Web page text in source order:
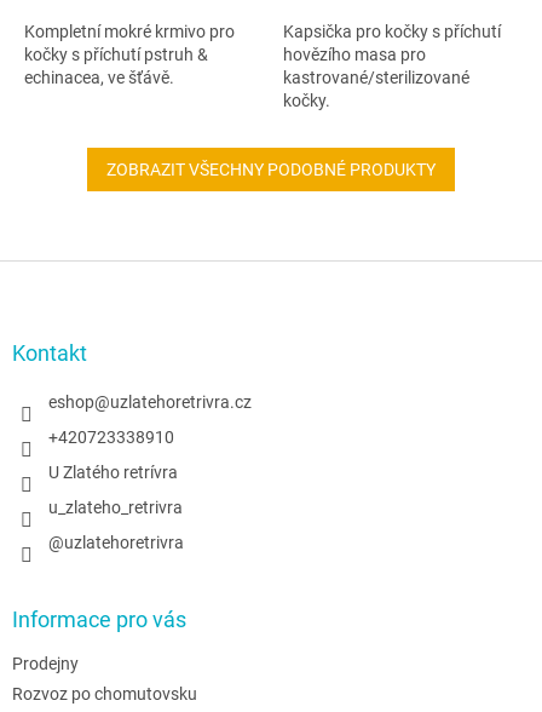
Kompletní mokré krmivo pro
kočky s příchutí pstruh &
echinacea, ve šťávě.
Kapsička pro kočky s příchutí
hovězího masa pro
kastrované/sterilizované
kočky.
ZOBRAZIT VŠECHNY PODOBNÉ PRODUKTY
Kontakt
eshop@uzlatehoretrivra.cz
+420723338910
U Zlatého retrívra
u_zlateho_retrivra
@uzlatehoretrivra
Informace pro vás
Prodejny
Rozvoz po chomutovsku